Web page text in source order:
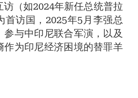
访（如2024年新任总统普拉
首访国，2025年5月李强总
参与中印尼联合军演，以及
作为印尼经济困境的替罪羊